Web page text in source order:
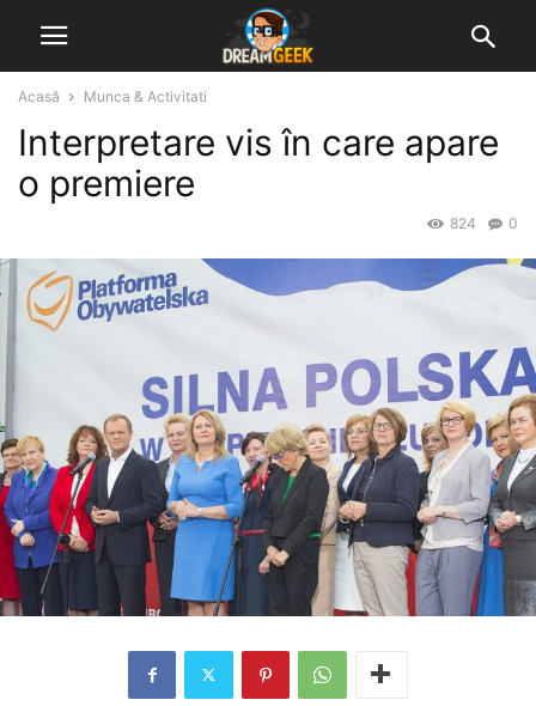
Acasă Munca & Activitati
Interpretare vis în care apare
o premiere
0
824